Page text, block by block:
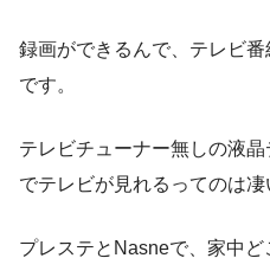
録画ができるんで、テレビ
です。
テレビチューナー無しの液
でテレビが見れるってのは凄
プレステとNasneで、家中